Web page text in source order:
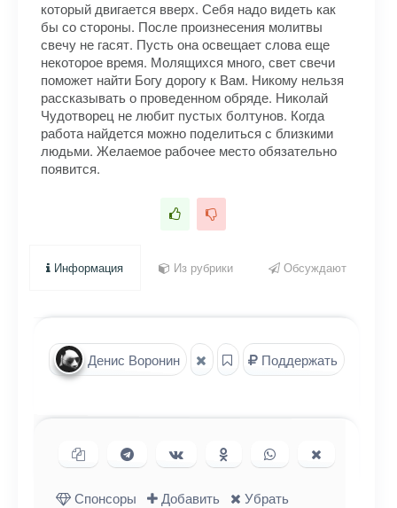
который двигается вверх. Себя надо видеть как
бы со стороны. После произнесения молитвы
свечу не гасят. Пусть она освещает слова еще
некоторое время. Молящихся много, свет свечи
поможет найти Богу дорогу к Вам. Никому нельзя
рассказывать о проведенном обряде. Николай
Чудотворец не любит пустых болтунов. Когда
работа найдется можно поделиться с близкими
людьми. Желаемое рабочее место обязательно
появится.
Информация Из рубрики Обсуждают
Денис Воронин Поддержать
Копировать ссылку
Поделиться в Telegram
Поделиться ВКонтакте
Поделиться в
Одноклассниках
Поделиться в
WhatsApp
в X (Twitter)
Спонсоры
Добавить Убрать